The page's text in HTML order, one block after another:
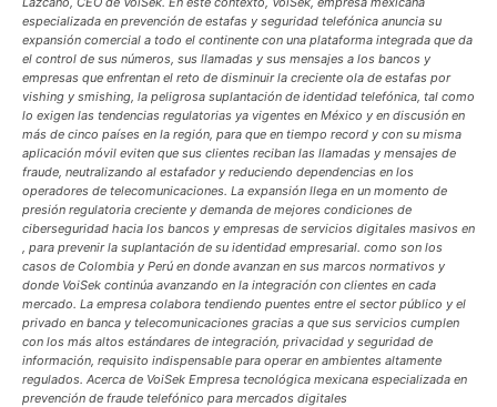
especializada en prevención de estafas y seguridad telefónica anuncia su
expansión comercial a todo el continente con una plataforma integrada que da
el control de sus números, sus llamadas y sus mensajes a los bancos y
empresas que enfrentan el reto de disminuir la creciente ola de estafas por
vishing y smishing, la peligrosa suplantación de identidad telefónica, tal como
lo exigen las tendencias regulatorias ya vigentes en México y en discusión en
más de cinco países en la región, para que en tiempo record y con su misma
aplicación móvil eviten que sus clientes reciban las llamadas y mensajes de
fraude, neutralizando al estafador y reduciendo dependencias en los
operadores de telecomunicaciones. La expansión llega en un momento de
presión regulatoria creciente y demanda de mejores condiciones de
ciberseguridad hacia los bancos y empresas de servicios digitales masivos en
, para prevenir la suplantación de su identidad empresarial. como son los
casos de Colombia y Perú en donde avanzan en sus marcos normativos y
donde VoiSek continúa avanzando en la integración con clientes en cada
mercado. La empresa colabora tendiendo puentes entre el sector público y el
privado en banca y telecomunicaciones gracias a que sus servicios cumplen
con los más altos estándares de integración, privacidad y seguridad de
información, requisito indispensable para operar en ambientes altamente
regulados. Acerca de VoiSek Empresa tecnológica mexicana especializada en
prevención de fraude telefónico para mercados digitales